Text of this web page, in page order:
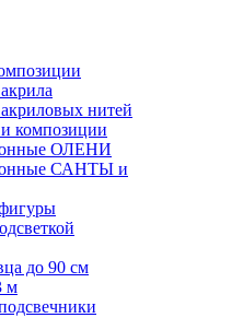
нитей
композиции
ОЛЕНИ
САНТЫ и
до 90 см
м